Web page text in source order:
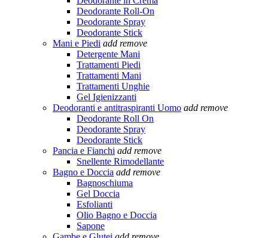
Deodorante Roll-On
Deodorante Spray
Deodorante Stick
Mani e Piedi add remove
Detergente Mani
Trattamenti Piedi
Trattamenti Mani
Trattamenti Unghie
Gel Igienizzanti
Deodoranti e antitraspiranti Uomo add remove
Deodorante Roll On
Deodorante Spray
Deodorante Stick
Pancia e Fianchi add remove
Snellente Rimodellante
Bagno e Doccia add remove
Bagnoschiuma
Gel Doccia
Esfolianti
Olio Bagno e Doccia
Sapone